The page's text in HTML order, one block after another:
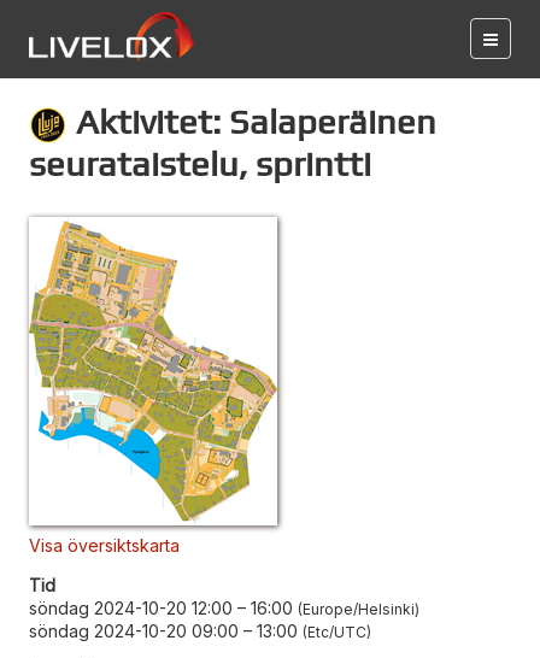
Aktivitet: Salaperäinen
seurataistelu, sprintti
Visa översiktskarta
Tid
söndag 2024-10-20 12:00 – 16:00 Europe/Helsinki
söndag 2024-10-20 09:00 – 13:00 Etc/UTC